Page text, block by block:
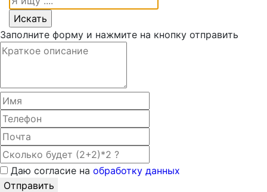
Заполните форму и нажмите на кнопку отправить
Даю согласие на обработку данных
Отправить